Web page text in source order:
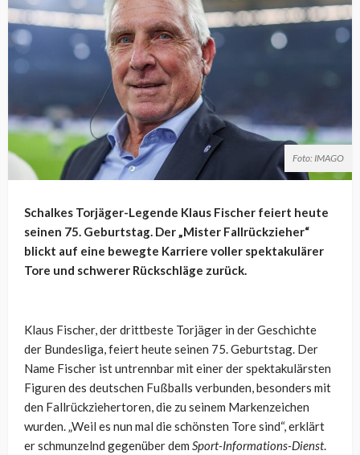
Foto: IMAGO
Schalkes Torjäger-Legende Klaus Fischer feiert heute
seinen 75. Geburtstag. Der „Mister Fallrückzieher“
blickt auf eine bewegte Karriere voller spektakulärer
Tore und schwerer Rückschläge zurück.
Klaus Fischer, der drittbeste Torjäger in der Geschichte
der Bundesliga, feiert heute seinen 75. Geburtstag. Der
Name Fischer ist untrennbar mit einer der spektakulärsten
Figuren des deutschen Fußballs verbunden, besonders mit
den Fallrückziehertoren, die zu seinem Markenzeichen
wurden. „Weil es nun mal die schönsten Tore sind“, erklärt
er schmunzelnd gegenüber dem Sport-Informations-Dienst.